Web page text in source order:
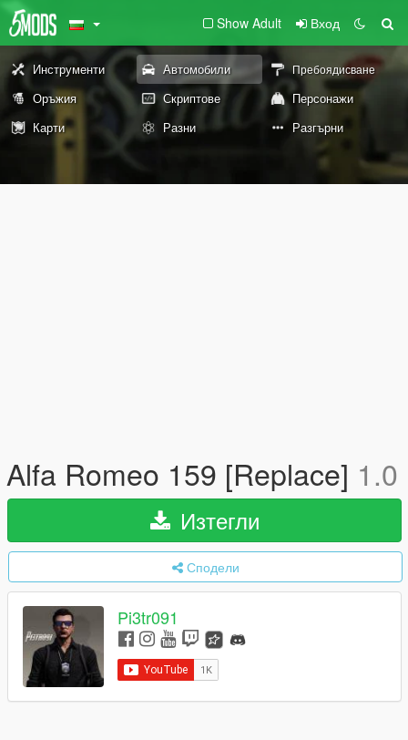
Show Adult Вход
Инструменти Автомобили Пребоядисване
Оръжия Скриптове
Персонажи
Карти
Разни Разгърни
Alfa Romeo 159 [Replace] 1.0
Изтегли
Сподели
Pi3tr091